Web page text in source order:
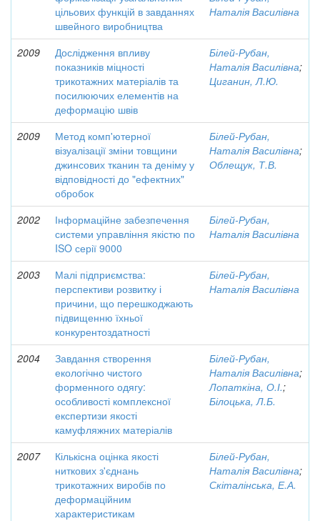
цільових функцій в завданнях
швейного виробництва
Наталія Василівна
2009
Дослідження впливу
показників міцності
трикотажних матеріалів та
посилюючих елементів на
деформацію швів
Білей-Рубан,
Наталія Василівна;
Циганин, Л.Ю.
2009
Метод комп'ютерної
візуалізації зміни товщини
джинсових тканин та деніму у
відповідності до "ефектних"
обробок
Білей-Рубан,
Наталія Василівна;
Облещук, Т.В.
2002
Інформаційне забезпечення
системи управління якістю по
ISO серії 9000
Білей-Рубан,
Наталія Василівна
2003
Малі підприємства:
перспективи розвитку і
причини, що перешкоджають
підвищенню їхньої
конкурентоздатності
Білей-Рубан,
Наталія Василівна
2004
Завдання створення
екологічно чистого
форменного одягу:
особливості комплексної
експертизи якості
камуфляжних матеріалів
Білей-Рубан,
Наталія Василівна;
Лопаткіна, О.І.;
Білоцька, Л.Б.
2007
Кількісна оцінка якості
ниткових з'єднань
трикотажних виробів по
деформаційним
характеристикам
Білей-Рубан,
Наталія Василівна;
Скіталінська, Е.А.